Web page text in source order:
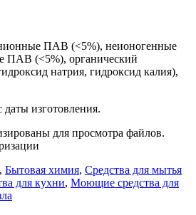
ПАВ (<5%), неионогенные
ПАВ (<5%), органический
натрия, гидроксид калия),
даты изготовления.
для просмотра файлов.
, Бытовая химия, Средства для мытья
для кухни, Моющие средства для